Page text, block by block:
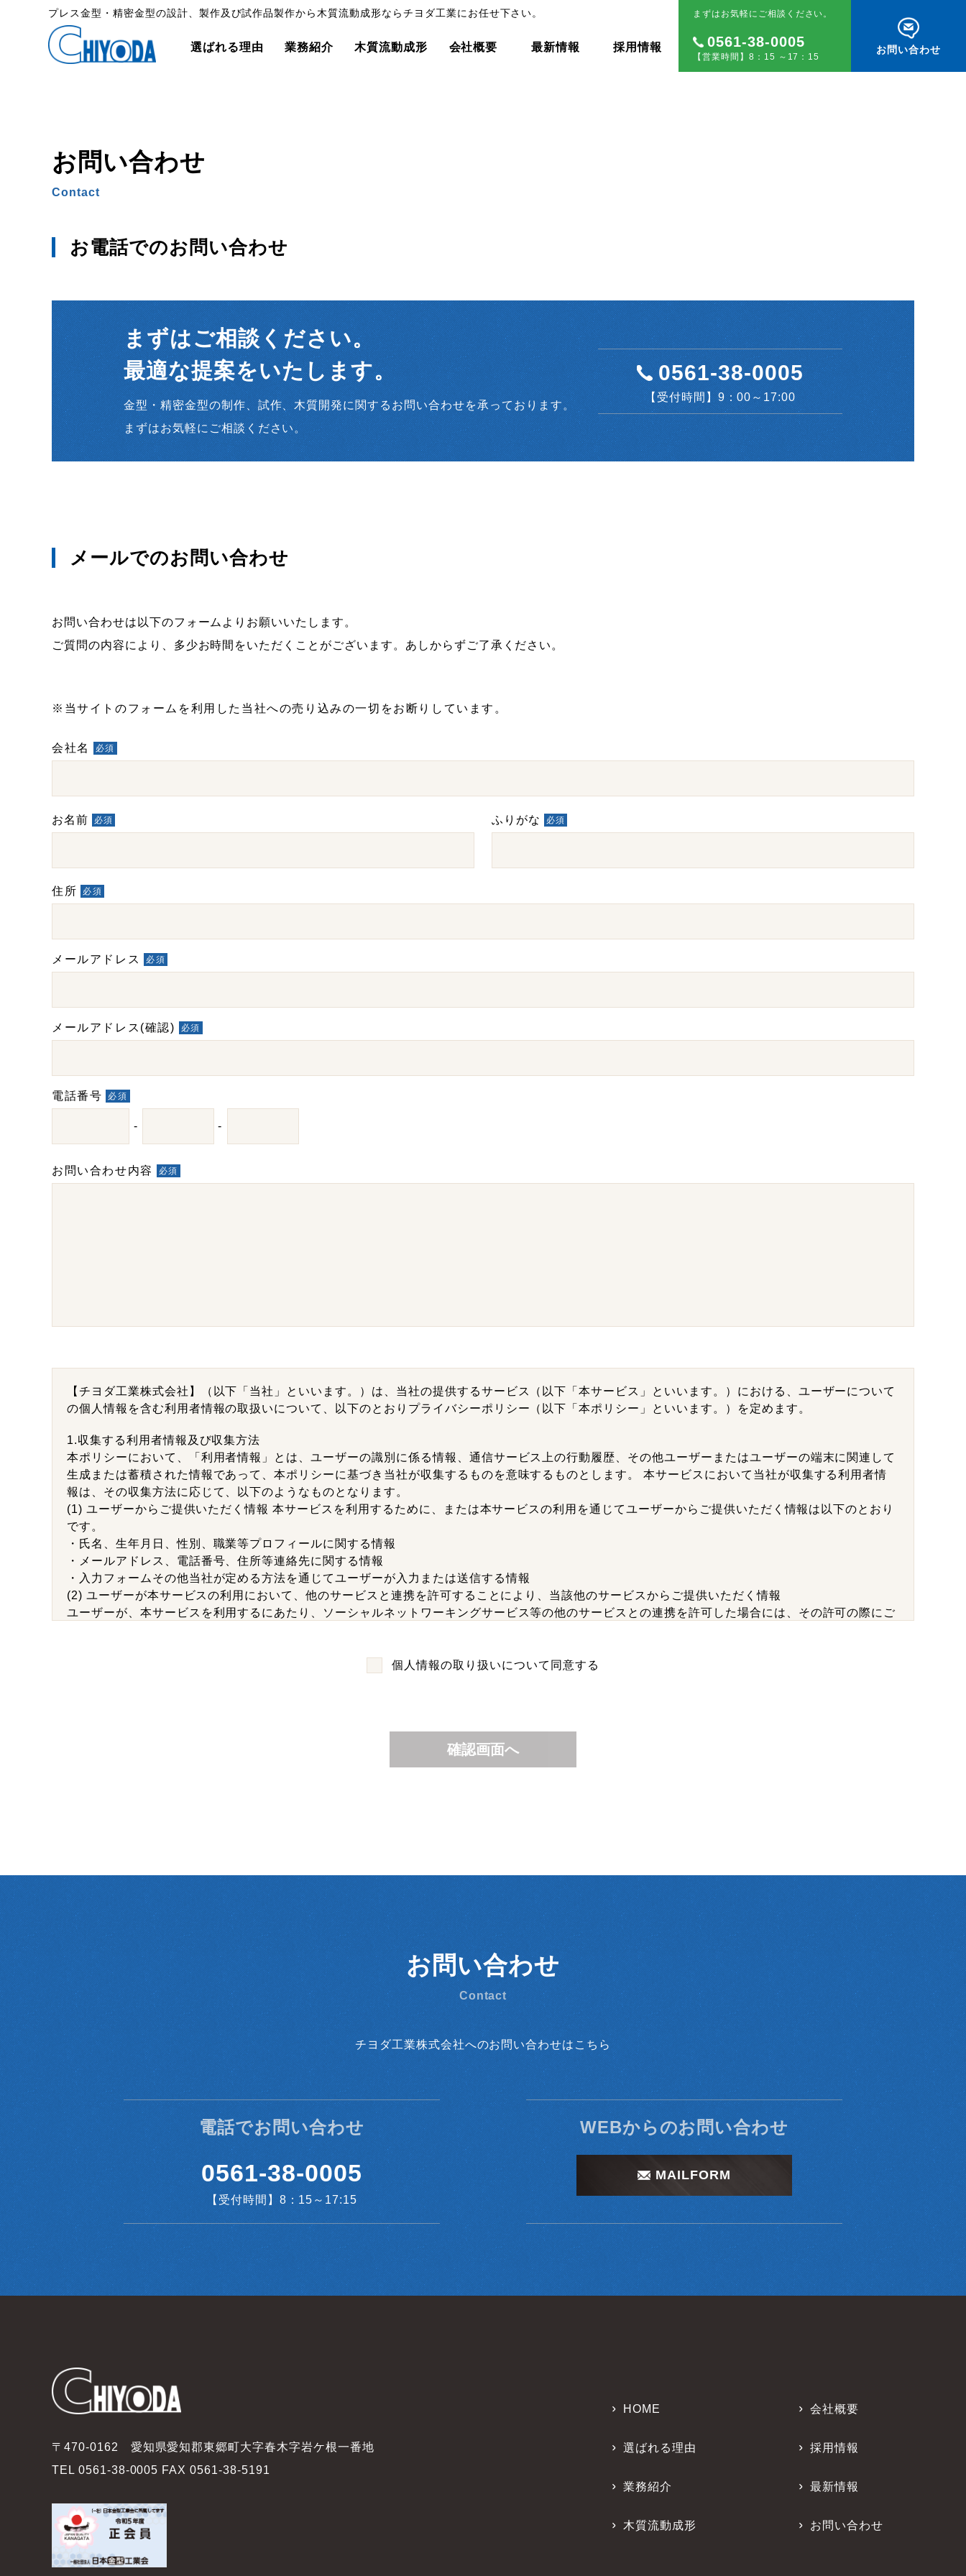
プレス金型・精密金型の設計、製作及び試作品製作から木質流動成形ならチヨダ工業にお任せ下さい。
選ばれる理由 業務紹介 木質流動成形 会社概要 最新情報 採用情報
まずはお気軽にご相談ください。
0561-38-0005
【営業時間】8：15 ～17：15
お問い合わせ
お問い合わせ
Contact
お電話でのお問い合わせ
まずはご相談ください。
最適な提案をいたします。
金型・精密金型の制作、試作、木質開発に関するお問い合わせを承っております。
まずはお気軽にご相談ください。
0561-38-0005
【受付時間】9：00～17:00
メールでのお問い合わせ
お問い合わせは以下のフォームよりお願いいたします。
ご質問の内容により、多少お時間をいただくことがございます。あしからずご了承ください。
※当サイトのフォームを利用した当社への売り込みの一切をお断りしています。
会社名 必須
お名前 必須 ふりがな 必須
住所 必須
メールアドレス 必須
メールアドレス(確認) 必須
電話番号 必須
- -
お問い合わせ内容 必須
【チヨダ工業株式会社】（以下「当社」といいます。）は、当社の提供するサービス（以下「本サービス」といいます。）における、ユーザーについて
の個人情報を含む利用者情報の取扱いについて、以下のとおりプライバシーポリシー（以下「本ポリシー」といいます。）を定めます。
1.収集する利用者情報及び収集方法
本ポリシーにおいて、「利用者情報」とは、ユーザーの識別に係る情報、通信サービス上の行動履歴、その他ユーザーまたはユーザーの端末に関連して
生成または蓄積された情報であって、本ポリシーに基づき当社が収集するものを意味するものとします。 本サービスにおいて当社が収集する利用者情
報は、その収集方法に応じて、以下のようなものとなります。
(1) ユーザーからご提供いただく情報 本サービスを利用するために、または本サービスの利用を通じてユーザーからご提供いただく情報は以下のとおり
です。
・氏名、生年月日、性別、職業等プロフィールに関する情報
・メールアドレス、電話番号、住所等連絡先に関する情報
・入力フォームその他当社が定める方法を通じてユーザーが入力または送信する情報
(2) ユーザーが本サービスの利用において、他のサービスと連携を許可することにより、当該他のサービスからご提供いただく情報
ユーザーが、本サービスを利用するにあたり、ソーシャルネットワーキングサービス等の他のサービスとの連携を許可した場合には、その許可の際にご
・その他当該外部サービスのプライバシー設定によりユーザーが連携先に開示を認めた情報
ため
(2) ユーザーのトラフィック測定及び行動測定のため
(3) 広告の配信、表示及び効果測定のため
(4) 本サービスに関するご案内、お問い合わせ等への対応のため
(5) 本サービスに関する当社の規約、ポリシー等（以下「規約等」といいます。）に違反する行為に対する対応のため
(6) 本サービスに関する規約等の変更などを通知するため
3.通知・公表または同意取得の方法、利用中止要請の方法
3-1 以下の利用者情報については、その収集が行われる前にユーザーの同意を得るものとします。
・位置情報
3-2 ユーザーは、本サービスの所定の設定を行うことにより、利用者情報の全部または一部についてその収集又は利用の停止を求めることができ、この
場合、当社は速やかに、当社の定めるところに従い、その利用を停止します。なお利用者情報の項目によっては、その収集または利用が本サービスの前
提となるため、当社所定の方法により本サービスを退会した場合に限り、当社はその収集又は利用を停止します。
4.外部送信、第三者提供、情報収集モジュールの有無
4-1 本サービスでは、以下の提携先が、ユーザーの端末にCookieを保存し、これを利用して利用者情報を蓄積及び利用している場合があります。
(1) 提携先：matomo、googleアナリティクス
(2) 上記提携先のプライバシーポリシーのURL：
https://policies.google.com/privacy?hl=ja
(3) 上記提携先のオプトアウト（無効化）URL：
https://support.google.com/analytics/answer/181881?hl=ja
(4) 利用目的：本サイトの閲覧状況及び当社サイトを含む広告効果等の情報を解析するため
(2) 合併その他の事由による事業の承継に伴って個人情報が提供される場合
(3) 第4項の定めに従って、提携先または情報収集モジュール提供者へ個人情報が提供される場合
(4) 国の機関もしくは地方公共団体またはその委託を受けた者が法令の定める事務を遂行することに対して協力する必要がある場合であって、ユーザー
(5) その他、個人情報の保護に関する法律（以下「個人情報保護法」といいます。）その他の法令で認められる場合
6.安全管理措置
個人情報への不正アクセス、個人情報の漏えい、滅失、又はき損の予防及び是正のため、当社内において規程を整備し安全対策に努めます。以上の目的
を達するため、当社は以下の措置を講じています。
① 個人情報・個人データの適正な取扱いのため、法令及びガイドライン所定が定める各対応を実施するに当たっての基本方針の策定
② 取得・利用・保存・提供・削除・廃棄等の各対応及び責任者と役割を定めた各種規定の策定
③ 責任者の設置、個人データを取り扱う従業員及び取扱い個人データの範囲の明確化、法及び規程に違反している事実又は兆候を把握した場合の責任
個人情報の取り扱いについて同意する
お問い合わせ
Contact
チヨダ工業株式会社へのお問い合わせはこちら
電話でお問い合わせ
0561-38-0005
【受付時間】8：15～17:15
WEBからのお問い合わせ
MAILFORM
〒470-0162 愛知県愛知郡東郷町大字春木字岩ケ根一番地
TEL 0561-38-0005 FAX 0561-38-5191
HOME
選ばれる理由
業務紹介
木質流動成形
会社概要
採用情報
最新情報
お問い合わせ